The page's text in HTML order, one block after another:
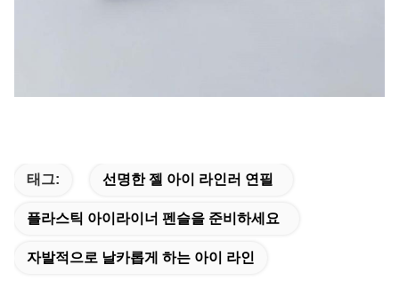
태그: 선명한 젤 아이 라인러 연필
플라스틱 아이라이너 펜슬을 준비하세요
자발적으로 날카롭게 하는 아이 라인